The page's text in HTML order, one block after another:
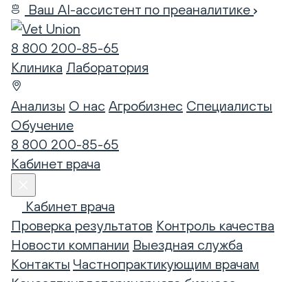
Ваш AI-ассистент по преаналитике
8 800 200-85-65
Клиника Лаборатория
Анализы О нас Агробизнес Специалисты
Обучение
8 800 200-85-65
Кабинет врача
Кабинет врача
Проверка результатов Контроль качества
Новости компании Выездная служба
Контакты Частнопрактикующим врачам